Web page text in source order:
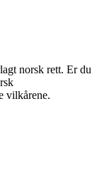
norsk rett. Er du
vilkårene.